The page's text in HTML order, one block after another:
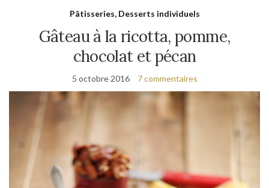
Pâtisseries, Desserts individuels
Gâteau à la ricotta, pomme,
chocolat et pécan
5 octobre 2016 7 commentaires